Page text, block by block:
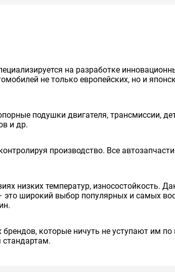
на разработке
не только европейских, но и
подушки двигателя, трансмиссии,
и др.
производство. Все
низких температур, износостойкость.
широкий выбор популярных и самых
которые ничуть не уступают им по
стандартам.